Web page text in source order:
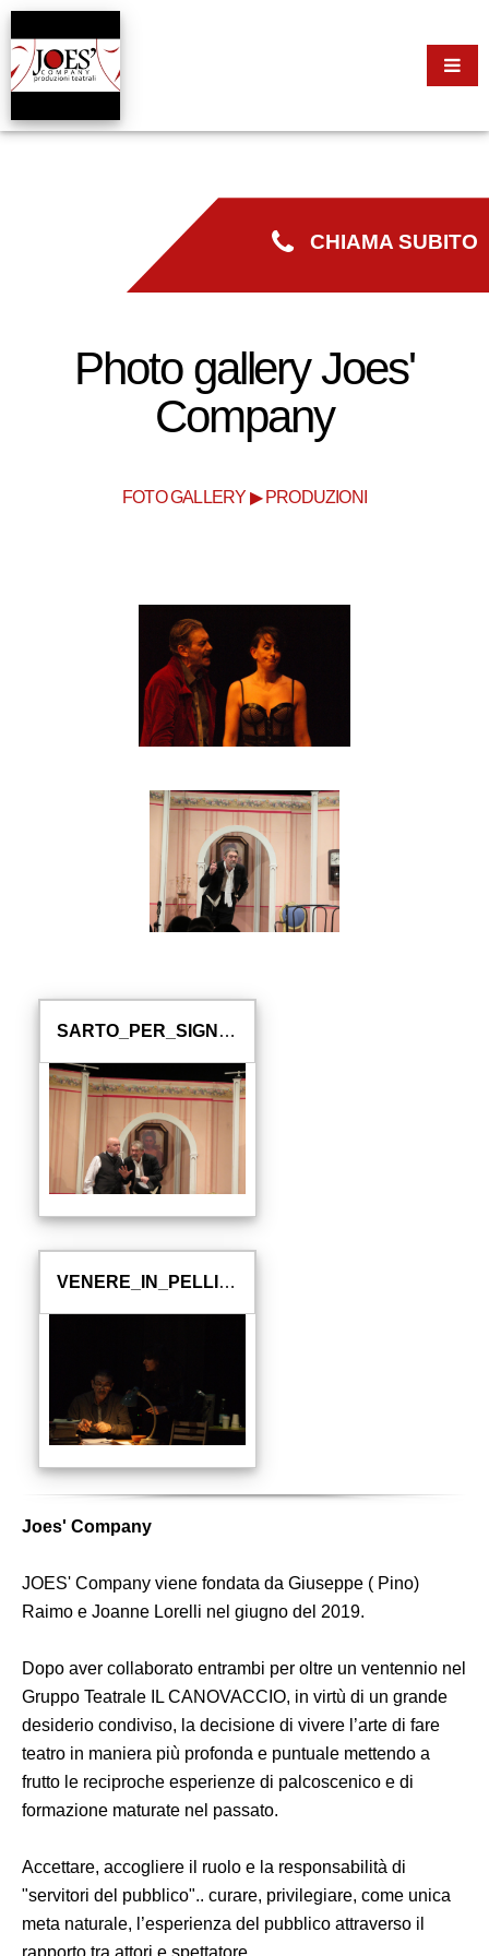
CHIAMA SUBITO
Photo gallery Joes'
Company
FOTO GALLERY ▶ PRODUZIONI
SARTO_PER_SIGNORA
VENERE_IN_PELLICCIA
Joes' Company
JOES' Company viene fondata da Giuseppe ( Pino)
Raimo e Joanne Lorelli nel giugno del 2019.
Dopo aver collaborato entrambi per oltre un ventennio nel
Gruppo Teatrale IL CANOVACCIO, in virtù di un grande
desiderio condiviso, la decisione di vivere l’arte di fare
teatro in maniera più profonda e puntuale mettendo a
frutto le reciproche esperienze di palcoscenico e di
formazione maturate nel passato.
Accettare, accogliere il ruolo e la responsabilità di
"servitori del pubblico".. curare, privilegiare, come unica
meta naturale, l’esperienza del pubblico attraverso il
rapporto tra attori e spettatore.